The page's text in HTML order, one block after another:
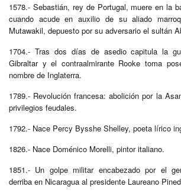
1578.- Sebastián, rey de Portugal, muere en la
cuando acude en auxilio de su aliado
Mutawakil, depuesto por su adversario el sultán
1704.- Tras dos días de asedio capitula la
Gibraltar y el contraalmirante Rooke toma
nombre de Inglaterra.
1789.- Revolución francesa: abolición por la
privilegios feudales.
1792.- Nace Percy Bysshe Shelley, poeta lírico
1826.- Nace Doménico Morelli, pintor italiano.
1851.- Un golpe militar encabezado por el
derriba en Nicaragua al presidente Laureano